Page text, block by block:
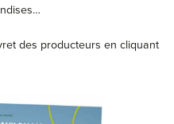
des producteurs en cliquant